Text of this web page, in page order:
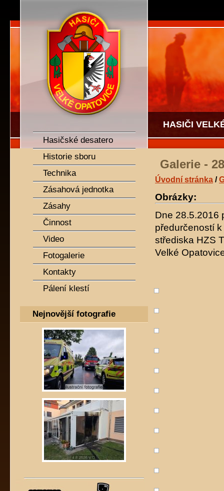
HASIČI
Galerie -
Úvodní stránka /
Obrázky:
Dne 28.5.2016
předurčeností
střediska HZS
Velké
SDH Velké Opatovice
Hasičské desatero
Historie sboru
Technika
Zásahová jednotka
Zásahy
Činnost
Video
Fotogalerie
Kontakty
Pálení klestí
Nejnovější fotografie